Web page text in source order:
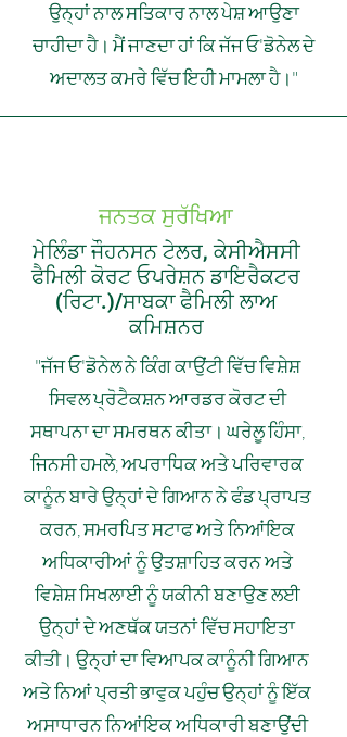
ਉਨ੍ਹਾਂ ਨਾਲ ਸਤਿਕਾਰ ਨਾਲ ਪੇਸ਼ ਆਉਣਾ
ਚਾਹੀਦਾ ਹੈ। ਮੈਂ ਜਾਣਦਾ ਹਾਂ ਕਿ ਜੱਜ ਓ'ਡੋਨੇਲ ਦੇ
ਅਦਾਲਤ ਕਮਰੇ ਵਿੱਚ ਇਹੀ ਮਾਮਲਾ ਹੈ।"
ਜਨਤਕ ਸੁਰੱਖਿਆ
ਮੇਲਿੰਡਾ ਜੌਹਨਸਨ ਟੇਲਰ, ਕੇਸੀਐਸਸੀ
ਫੈਮਿਲੀ ਕੋਰਟ ਓਪਰੇਸ਼ਨ ਡਾਇਰੈਕਟਰ
(ਰਿਟਾ.)/ਸਾਬਕਾ ਫੈਮਿਲੀ ਲਾਅ
ਕਮਿਸ਼ਨਰ
"ਜੱਜ ਓ'ਡੋਨੇਲ ਨੇ ਕਿੰਗ ਕਾਉਂਟੀ ਵਿੱਚ ਵਿਸ਼ੇਸ਼
ਸਿਵਲ ਪ੍ਰੋਟੈਕਸ਼ਨ ਆਰਡਰ ਕੋਰਟ ਦੀ
ਸਥਾਪਨਾ ਦਾ ਸਮਰਥਨ ਕੀਤਾ। ਘਰੇਲੂ ਹਿੰਸਾ,
ਜਿਨਸੀ ਹਮਲੇ, ਅਪਰਾਧਿਕ ਅਤੇ ਪਰਿਵਾਰਕ
ਕਾਨੂੰਨ ਬਾਰੇ ਉਨ੍ਹਾਂ ਦੇ ਗਿਆਨ ਨੇ ਫੰਡ ਪ੍ਰਾਪਤ
ਕਰਨ, ਸਮਰਪਿਤ ਸਟਾਫ ਅਤੇ ਨਿਆਂਇਕ
ਅਧਿਕਾਰੀਆਂ ਨੂੰ ਉਤਸ਼ਾਹਿਤ ਕਰਨ ਅਤੇ
ਵਿਸ਼ੇਸ਼ ਸਿਖਲਾਈ ਨੂੰ ਯਕੀਨੀ ਬਣਾਉਣ ਲਈ
ਉਨ੍ਹਾਂ ਦੇ ਅਣਥੱਕ ਯਤਨਾਂ ਵਿੱਚ ਸਹਾਇਤਾ
ਕੀਤੀ। ਉਨ੍ਹਾਂ ਦਾ ਵਿਆਪਕ ਕਾਨੂੰਨੀ ਗਿਆਨ
ਅਤੇ ਨਿਆਂ ਪ੍ਰਤੀ ਭਾਵੁਕ ਪਹੁੰਚ ਉਨ੍ਹਾਂ ਨੂੰ ਇੱਕ
ਅਸਾਧਾਰਨ ਨਿਆਂਇਕ ਅਧਿਕਾਰੀ ਬਣਾਉਂਦੀ